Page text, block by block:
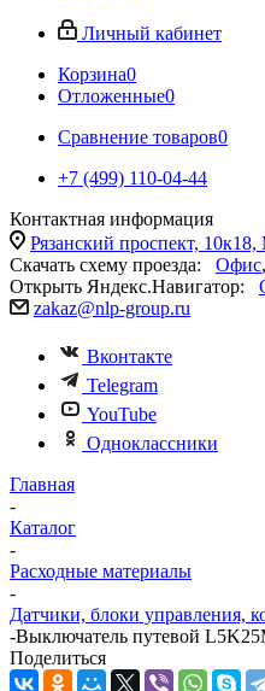
Личный кабинет
Корзина0
Отложенные0
Сравнение товаров0
+7 (499) 110-04-44
Контактная информация
Рязанский проспект,
Скачать схему проезда: Офис
Открыть Яндекс.Навигатор:
zakaz@nlp-group.ru
Вконтакте
Telegram
YouTube
Одноклассники
Главная
-
Каталог
-
Расходные материалы
-
Датчики, блоки управления,
-Выключатель путевой
Поделиться